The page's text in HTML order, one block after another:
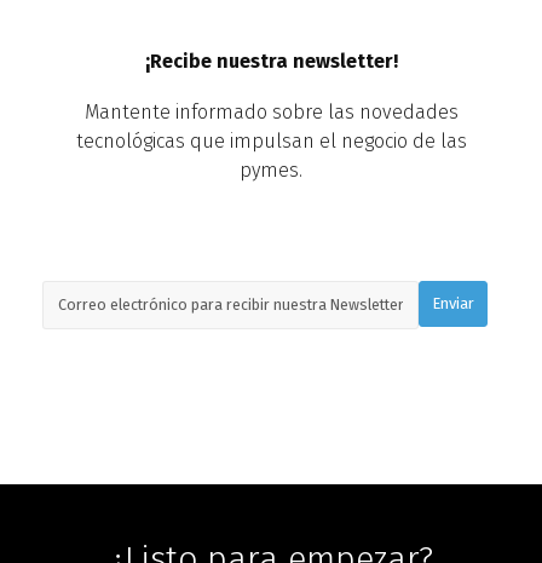
¡Recibe nuestra newsletter!
Mantente informado sobre las novedades
tecnológicas que impulsan el negocio de las
pymes.